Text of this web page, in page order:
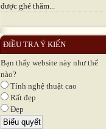
được ghé thăm...
ĐIỀU TRA Ý KIẾN
Bạn thấy website này như thế
nào?
Tính nghệ thuật cao
Rất đẹp
Đẹp